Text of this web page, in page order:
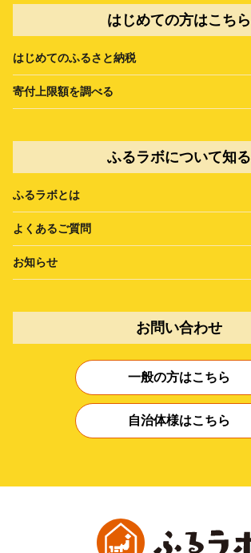
はじめての方はこちら
はじめてのふるさと納税
寄付上限額を調べる
ふるラボについて知る
ふるラボとは
よくあるご質問
お知らせ
お問い合わせ
一般の方はこちら
自治体様はこちら